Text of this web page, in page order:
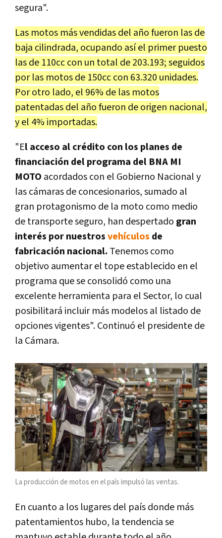
segura".
Las motos más vendidas del año fueron las de
baja cilindrada, ocupando así el primer puesto
las de 110cc con un total de 203.193; seguidos
por las motos de 150cc con 63.320 unidades.
Por otro lado, el 96% de las motos
patentadas del año fueron de origen nacional,
y el 4% importadas.
"El acceso al crédito con los planes de
financiación del programa del BNA MI
MOTO acordados con el Gobierno Nacional y
las cámaras de concesionarios, sumado al
gran protagonismo de la moto como medio
de transporte seguro, han despertado gran
interés por nuestrosvehículos de
fabricación nacional. Tenemos como
objetivo aumentar el tope establecido en el
programa que se consolidó como una
excelente herramienta para el Sector, lo cual
posibilitará incluir más modelos al listado de
opciones vigentes". Continuó el presidente de
la Cámara.
La producción de motos en el país impulsó las ventas.
En cuanto a los lugares del país donde más
patentamientos hubo, la tendencia se